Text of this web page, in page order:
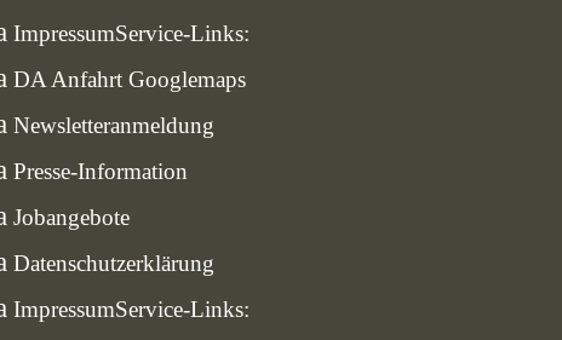
ImpressumService-Links:
DA Anfahrt Googlemaps
Newsletteranmeldung
Presse-Information
Jobangebote
Datenschutzerklärung
ImpressumService-Links: